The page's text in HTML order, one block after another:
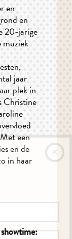
en
en
20-jarige
muziek
jaar
plek in
Christine
een
en de
in haar